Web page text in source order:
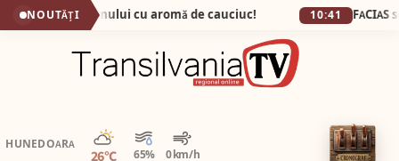
NOUTĂȚI
capitala fumului cu aromă de cauciuc! 10:41
HUNEDOARA
26°C 65% 0 km/h
Parțial noros